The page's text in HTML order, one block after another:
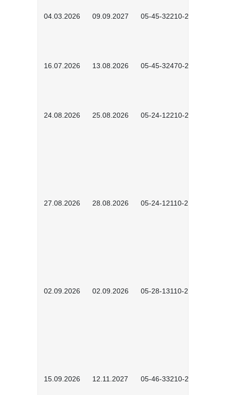
04.03.2026 09.09.2027 05-45-32210-2601
16.07.2026 13.08.2026 05-45-32470-2601
24.08.2026 25.08.2026 05-24-12210-2601
27.08.2026 28.08.2026 05-24-12110-2601
02.09.2026 02.09.2026 05-28-13110-2605
15.09.2026 12.11.2027 05-46-33210-2601